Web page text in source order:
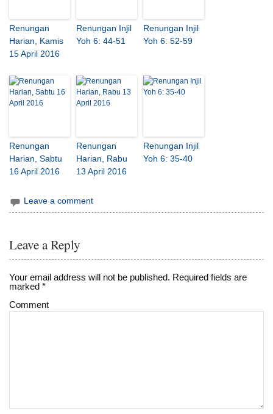
Renungan
Harian, Kamis
15 April 2016
Renungan Injil
Yoh 6: 44-51
Renungan Injil
Yoh 6: 52-59
Renungan
Harian, Sabtu
16 April 2016
Renungan
Harian, Rabu
13 April 2016
Renungan Injil
Yoh 6: 35-40
Leave a comment
Leave a Reply
Your email address will not be published. Required fields are
marked*
Comment